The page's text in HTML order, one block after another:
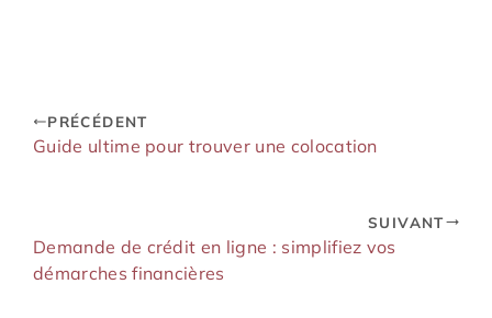
PRÉCÉDENT
Guide ultime pour trouver une colocation
SUIVANT
Demande de crédit en ligne : simplifiez vos
démarches financières